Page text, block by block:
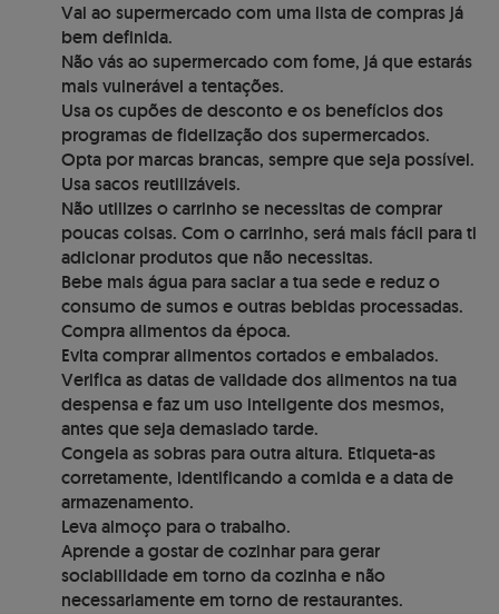
Vai ao supermercado com uma lista de compras já
bem definida.
Não vás ao supermercado com fome, já que estarás
mais vulnerável a tentações.
Usa os cupões de desconto e os benefícios dos
programas de fidelização dos supermercados.
Opta por marcas brancas, sempre que seja possível.
Usa sacos reutilizáveis.
Não utilizes o carrinho se necessitas de comprar
poucas coisas. Com o carrinho, será mais fácil para ti
adicionar produtos que não necessitas.
Bebe mais água para saciar a tua sede e reduz o
consumo de sumos e outras bebidas processadas.
Compra alimentos da época.
Evita comprar alimentos cortados e embalados.
Verifica as datas de validade dos alimentos na tua
despensa e faz um uso inteligente dos mesmos,
antes que seja demasiado tarde.
Congela as sobras para outra altura. Etiqueta-as
corretamente, identificando a comida e a data de
armazenamento.
Leva almoço para o trabalho.
Aprende a gostar de cozinhar para gerar
sociabilidade em torno da cozinha e não
necessariamente em torno de restaurantes.